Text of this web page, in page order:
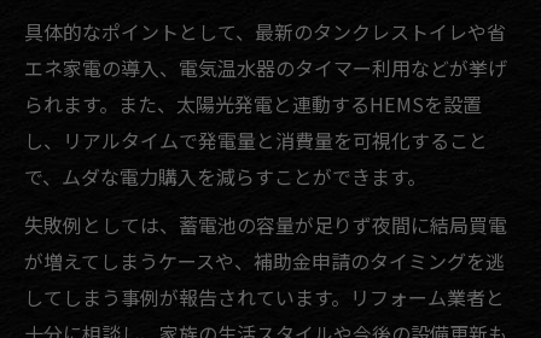
具体的なポイントとして、最新のタンクレストイレや省
エネ家電の導入、電気温水器のタイマー利用などが挙げ
られます。また、太陽光発電と連動するHEMSを設置
し、リアルタイムで発電量と消費量を可視化すること
で、ムダな電力購入を減らすことができます。
失敗例としては、蓄電池の容量が足りず夜間に結局買電
が増えてしまうケースや、補助金申請のタイミングを逃
してしまう事例が報告されています。リフォーム業者と